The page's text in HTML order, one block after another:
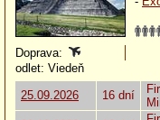
Doprava:
odlet: Viedeň
25.09.2026
16 dní